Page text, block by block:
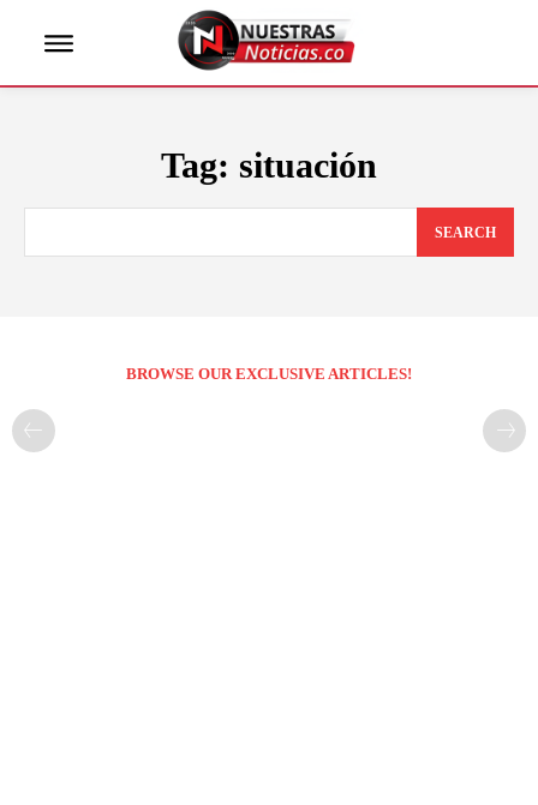
Tag: situación
SEARCH
BROWSE OUR EXCLUSIVE ARTICLES!